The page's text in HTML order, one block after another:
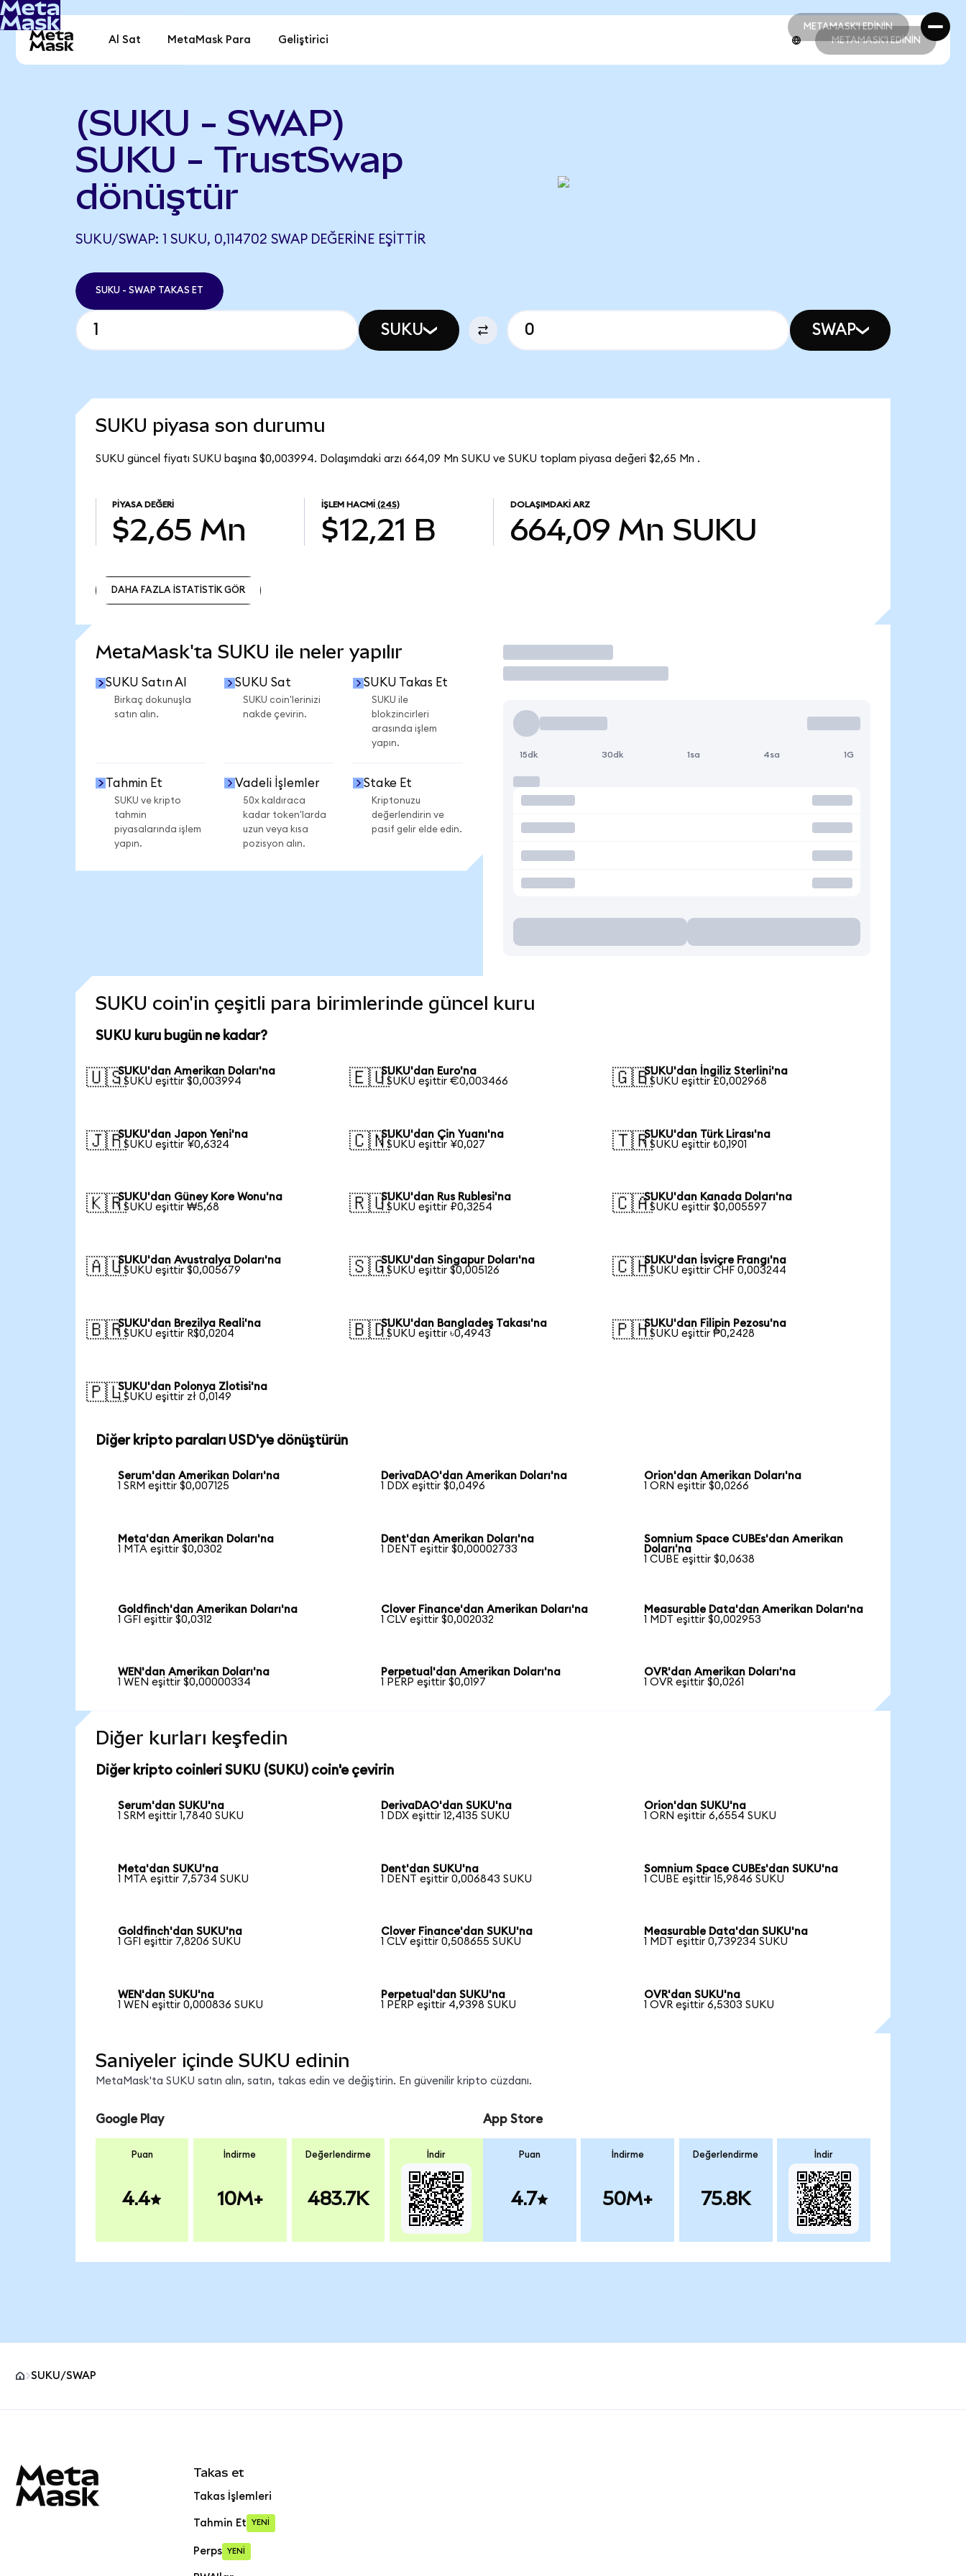
METAMASK'I EDİNİN
METAMASK'I EDİNİN
Al Sat MetaMask Para Geliştirici METAMASK'I EDİNİN
(SUKU - SWAP)
SUKU - TrustSwap
dönüştür
SUKU/SWAP: 1 SUKU, 0,114702 SWAP DEĞERINE EŞITTIR
SUKU - SWAP TAKAS ET
SUKU SWAP
SUKU piyasa son durumu
SUKU güncel fiyatı SUKU başına $0,003994. Dolaşımdaki arzı 664,09 Mn SUKU ve SUKU toplam piyasa değeri $2,65 Mn .
PIYASA DEĞERI
$2,65 Mn
İŞLEM HACMI (24S)
$12,21 B
DOLAŞIMDAKI ARZ
664,09 Mn SUKU
DAHA FAZLA İSTATİSTİK GÖR
MetaMask'ta SUKU ile neler yapılır
SUKU Satın Al
Birkaç dokunuşla
satın alın.
SUKU Sat
SUKU coin'lerinizi
nakde çevirin.
SUKU Takas Et
SUKU ile
blokzincirleri
arasında işlem
yapın.
Tahmin Et
SUKU ve kripto
tahmin
piyasalarında işlem
yapın.
Vadeli İşlemler
50x kaldıraca
kadar token'larda
uzun veya kısa
pozisyon alın.
Stake Et
Kriptonuzu
değerlendirin ve
pasif gelir elde edin.
İşlem Yap
15dk 30dk 1sa 4sa 1G
SUKU coin'in çeşitli para birimlerinde güncel kuru
SUKU kuru bugün ne kadar?
🇺🇸SUKU'dan Amerikan Doları'na
1 SUKU eşittir $0,003994
🇪🇺SUKU'dan Euro'na
1 SUKU eşittir €0,003466
🇬🇧SUKU'dan İngiliz Sterlini'na
1 SUKU eşittir £0,002968
🇯🇵SUKU'dan Japon Yeni'na
1 SUKU eşittir ¥0,6324
🇨🇳SUKU'dan Çin Yuanı'na
1 SUKU eşittir ¥0,027
🇹🇷SUKU'dan Türk Lirası'na
1 SUKU eşittir ₺0,1901
🇰🇷SUKU'dan Güney Kore Wonu'na
1 SUKU eşittir ₩5,68
🇷🇺SUKU'dan Rus Rublesi'na
1 SUKU eşittir ₽0,3254
🇨🇦SUKU'dan Kanada Doları'na
1 SUKU eşittir $0,005597
🇦🇺SUKU'dan Avustralya Doları'na
1 SUKU eşittir $0,005679
🇸🇬SUKU'dan Singapur Doları'na
1 SUKU eşittir $0,005126
🇨🇭SUKU'dan İsviçre Frangı'na
1 SUKU eşittir CHF 0,003244
🇧🇷SUKU'dan Brezilya Reali'na
1 SUKU eşittir R$0,0204
🇧🇩SUKU'dan Bangladeş Takası'na
1 SUKU eşittir ৳0,4943
🇵🇭SUKU'dan Filipin Pezosu'na
1 SUKU eşittir ₱0,2428
🇵🇱SUKU'dan Polonya Zlotisi'na
1 SUKU eşittir zł 0,0149
Diğer kripto paraları USD'ye dönüştürün
Serum'dan Amerikan Doları'na
1 SRM eşittir $0,007125
DerivaDAO'dan Amerikan Doları'na
1 DDX eşittir $0,0496
Orion'dan Amerikan Doları'na
1 ORN eşittir $0,0266
Meta'dan Amerikan Doları'na
1 MTA eşittir $0,0302
Dent'dan Amerikan Doları'na
1 DENT eşittir $0,00002733
Somnium Space CUBEs'dan Amerikan
Doları'na
1 CUBE eşittir $0,0638
Goldfinch'dan Amerikan Doları'na
1 GFI eşittir $0,0312
Clover Finance'dan Amerikan Doları'na
1 CLV eşittir $0,002032
Measurable Data'dan Amerikan Doları'na
1 MDT eşittir $0,002953
WEN'dan Amerikan Doları'na
1 WEN eşittir $0,00000334
Perpetual'dan Amerikan Doları'na
1 PERP eşittir $0,0197
OVR'dan Amerikan Doları'na
1 OVR eşittir $0,0261
Diğer kurları keşfedin
Diğer kripto coinleri SUKU (SUKU) coin'e çevirin
Serum'dan SUKU'na
1 SRM eşittir 1,7840 SUKU
DerivaDAO'dan SUKU'na
1 DDX eşittir 12,4135 SUKU
Orion'dan SUKU'na
1 ORN eşittir 6,6554 SUKU
Meta'dan SUKU'na
1 MTA eşittir 7,5734 SUKU
Dent'dan SUKU'na
1 DENT eşittir 0,006843 SUKU
Somnium Space CUBEs'dan SUKU'na
1 CUBE eşittir 15,9846 SUKU
Goldfinch'dan SUKU'na
1 GFI eşittir 7,8206 SUKU
Clover Finance'dan SUKU'na
1 CLV eşittir 0,508655 SUKU
Measurable Data'dan SUKU'na
1 MDT eşittir 0,739234 SUKU
WEN'dan SUKU'na
1 WEN eşittir 0,000836 SUKU
Perpetual'dan SUKU'na
1 PERP eşittir 4,9398 SUKU
OVR'dan SUKU'na
1 OVR eşittir 6,5303 SUKU
Saniyeler içinde SUKU edinin
MetaMask'ta SUKU satın alın, satın, takas edin ve değiştirin. En güvenilir kripto cüzdanı.
Google Play
Puan
4.4
İndirme
10M+
Değerlendirme
483.7K
İndir
App Store
Puan
4.7
İndirme
50M+
Değerlendirme
75.8K
İndir
SUKU/SWAP
Takas et
Takas İşlemleri
Tahmin Et YENİ
Perps YENİ